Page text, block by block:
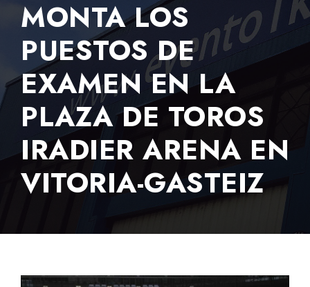
MONTA LOS
PUESTOS DE
EXAMEN EN LA
PLAZA DE TOROS
IRADIER ARENA EN
VITORIA-GASTEIZ